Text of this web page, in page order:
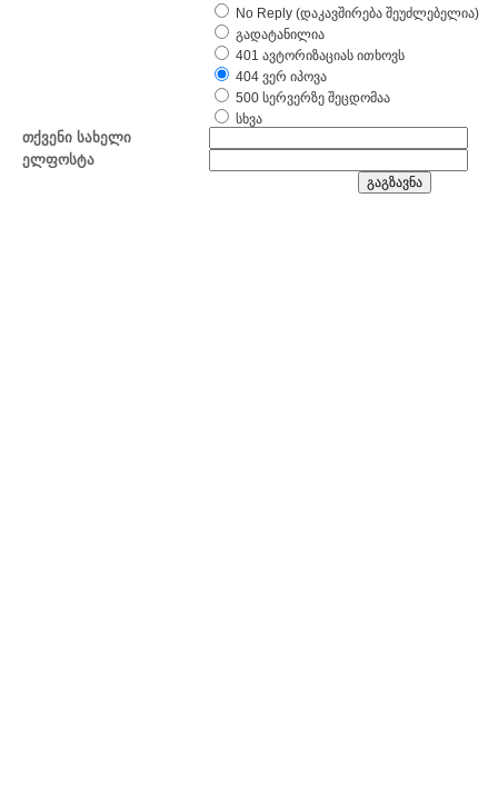
No Reply (დაკავშირება შეუძლებელია)
გადატანილია
401 ავტორიზაციას ითხოვს
404 ვერ იპოვა
500 სერვერზე შეცდომაა
სხვა
თქვენი სახელი
ელფოსტა